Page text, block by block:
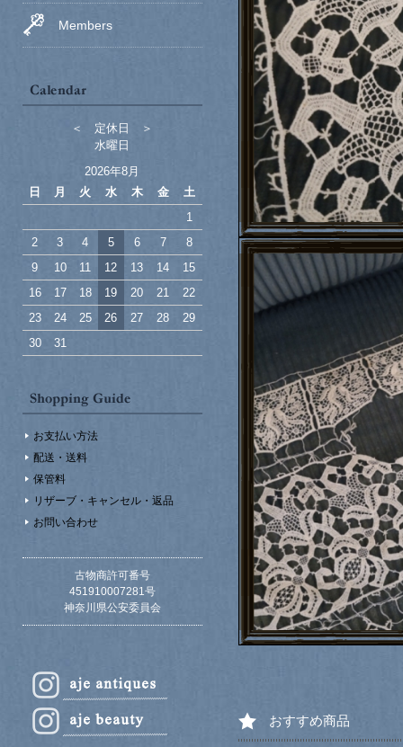
Members
＜ 定休日 ＞
水曜日
2026年8月
日
月 火 水 木 金
土
1
2
3 4 5 6 7
8
9
10 11 12 13 14
15
16
17 18 19 20 21
22
23
24 25 26 27 28
29
30
31
お支払い方法
配送・送料
保管料
リザーブ・キャンセル・返品
お問い合わせ
古物商許可番号
451910007281号
神奈川県公安委員会
おすすめ商品